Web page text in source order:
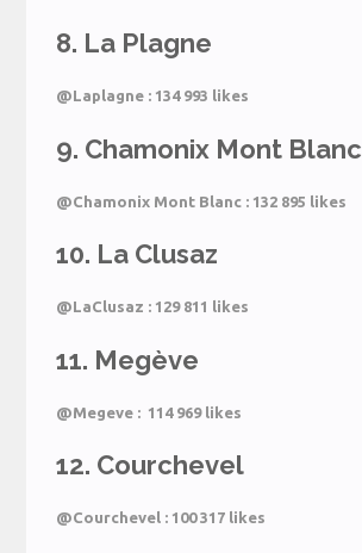
8. La Plagne
@Laplagne : 134 993 likes
9. Chamonix Mont Blanc
@Chamonix Mont Blanc : 132 895 likes
10. La Clusaz
@LaClusaz : 129 811 likes
11. Megève
@Megeve : 114 969 likes
12. Courchevel
@Courchevel : 100 317 likes